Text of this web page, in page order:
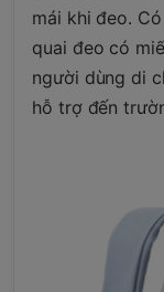
mái khi đeo.
quai đeo có
người dùng di
hỗ trợ đến